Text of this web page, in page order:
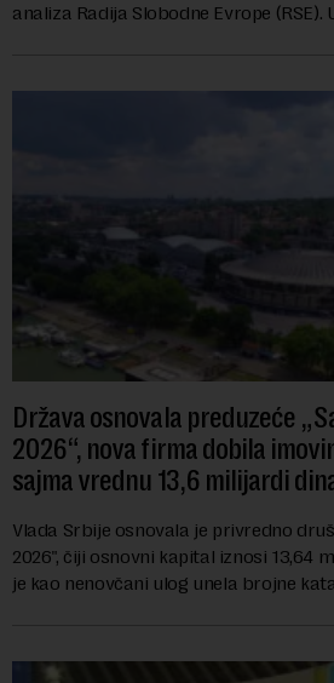
analiza Radija Slobodne Evrope (RSE).
Država osnovala preduzeće
2026“, nova firma dobila
sajma vrednu 13,6 milijardi
Vlada Srbije osnovala je privredno
2026", čiji osnovni kapital iznosi 13,64
je kao nenovčani ulog unela brojne